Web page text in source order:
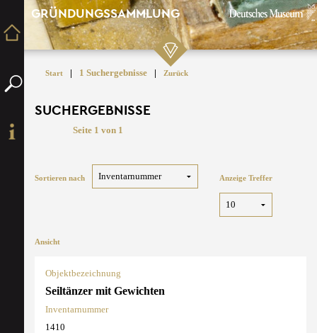
GRÜNDUNGSSAMMLUNG
Start | 1 Suchergebnisse | Zurück
SUCHERGEBNISSE
Seite 1 von 1
Sortieren nach Anzeige Treffer
Ansicht
Objektbezeichnung
Seiltänzer mit Gewichten
Inventarnummer
1410